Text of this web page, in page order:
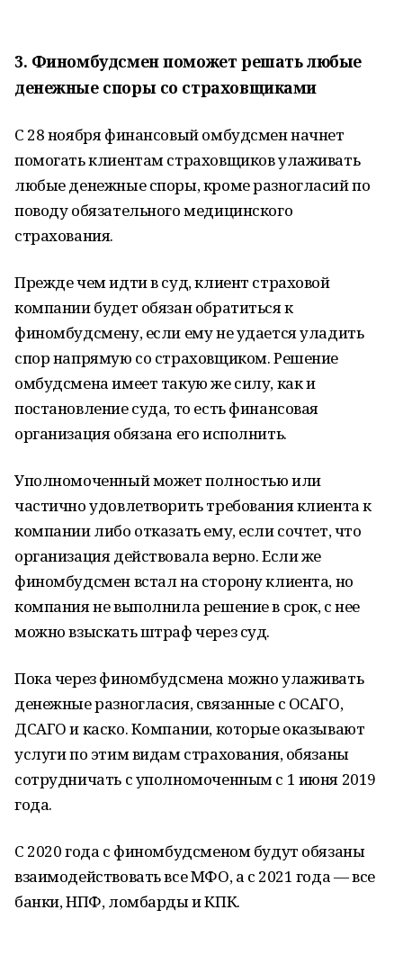
3. Финомбудсмен поможет решать любые
денежные споры со страховщиками
С 28 ноября финансовый омбудсмен начнет
помогать клиентам страховщиков улаживать
любые денежные споры, кроме разногласий по
поводу обязательного медицинского
страхования.
Прежде чем идти в суд, клиент страховой
компании будет обязан обратиться к
финомбудсмену, если ему не удается уладить
спор напрямую со страховщиком. Решение
омбудсмена имеет такую же силу, как и
постановление суда, то есть финансовая
организация обязана его исполнить.
Уполномоченный может полностью или
частично удовлетворить требования клиента к
компании либо отказать ему, если сочтет, что
организация действовала верно. Если же
финомбудсмен встал на сторону клиента, но
компания не выполнила решение в срок, с нее
можно взыскать штраф через суд.
Пока через финомбудсмена можно улаживать
денежные разногласия, связанные с ОСАГО,
ДСАГО и каско. Компании, которые оказывают
услуги по этим видам страхования, обязаны
сотрудничать с уполномоченным с 1 июня 2019
года.
С 2020 года с финомбудсменом будут обязаны
взаимодействовать все МФО, а с 2021 года — все
банки, НПФ, ломбарды и КПК.